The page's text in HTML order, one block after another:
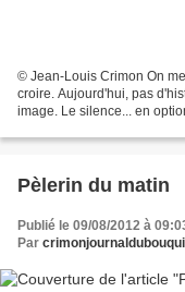
© Jean-Louis Crimon On
croire. Aujourd'hui, pas
image. Le silence... en
Pèlerin du matin
Publié le 09/08/2012 à
Par